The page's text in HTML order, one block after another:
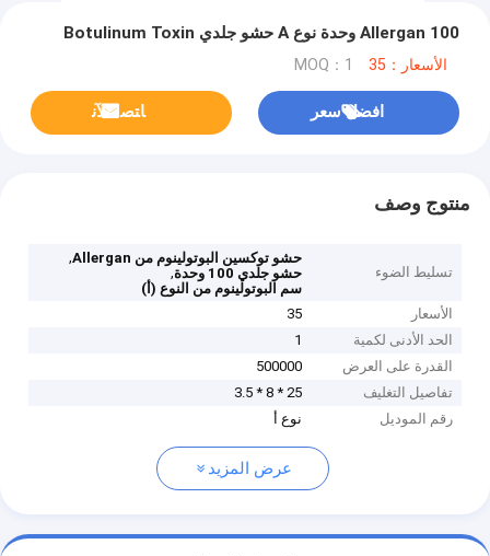
Allergan 100 وحدة نوع A حشو جلدي Botulinum Toxin
الأسعار：35 MOQ：1
افضل سعر ﺎﺘﺼﻟ ﺍﻶﻧ
منتوج وصف
تسليط الضوء
حشو توكسين البوتولينوم من Allergan
,
حشو جلدي 100 وحدة
,
سم البوتولينوم من النوع (أ)
الأسعار
35
الحد الأدنى لكمية
1
القدرة على العرض
500000
تفاصيل التغليف
25 * 8 * 3.5
رقم الموديل
نوع أ
عرض المزيد